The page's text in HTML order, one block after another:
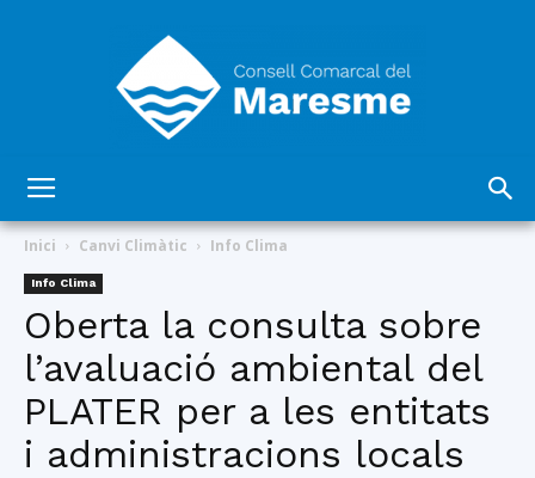
Comarcal
del
Inici Canvi Climàtic Info Clima
Info Clima
Oberta la consulta sobre
l’avaluació ambiental del
PLATER per a les entitats
i administracions locals